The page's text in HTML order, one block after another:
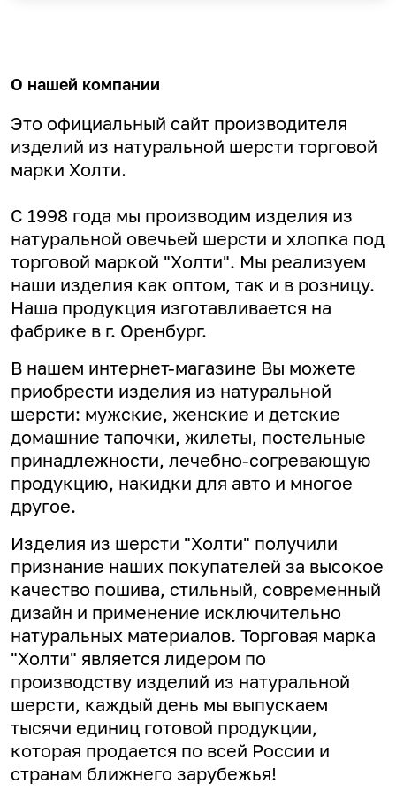
О нашей компании
Это официальный сайт производителя
изделий из натуральной шерсти торговой
марки Холти.
С 1998 года мы производим изделия из
натуральной овечьей шерсти и хлопка под
торговой маркой "Холти". Мы реализуем
наши изделия как оптом, так и в розницу.
Наша продукция изготавливается на
фабрике в г. Оренбург.
В нашем интернет-магазине Вы можете
приобрести изделия из натуральной
шерсти: мужские, женские и детские
домашние тапочки, жилеты, постельные
принадлежности, лечебно-согревающую
продукцию, накидки для авто и многое
другое.
Изделия из шерсти "Холти" получили
признание наших покупателей за высокое
качество пошива, стильный, современный
дизайн и применение исключительно
натуральных материалов. Торговая марка
"Холти" является лидером по
производству изделий из натуральной
шерсти, каждый день мы выпускаем
тысячи единиц готовой продукции,
которая продается по всей России и
странам ближнего зарубежья!